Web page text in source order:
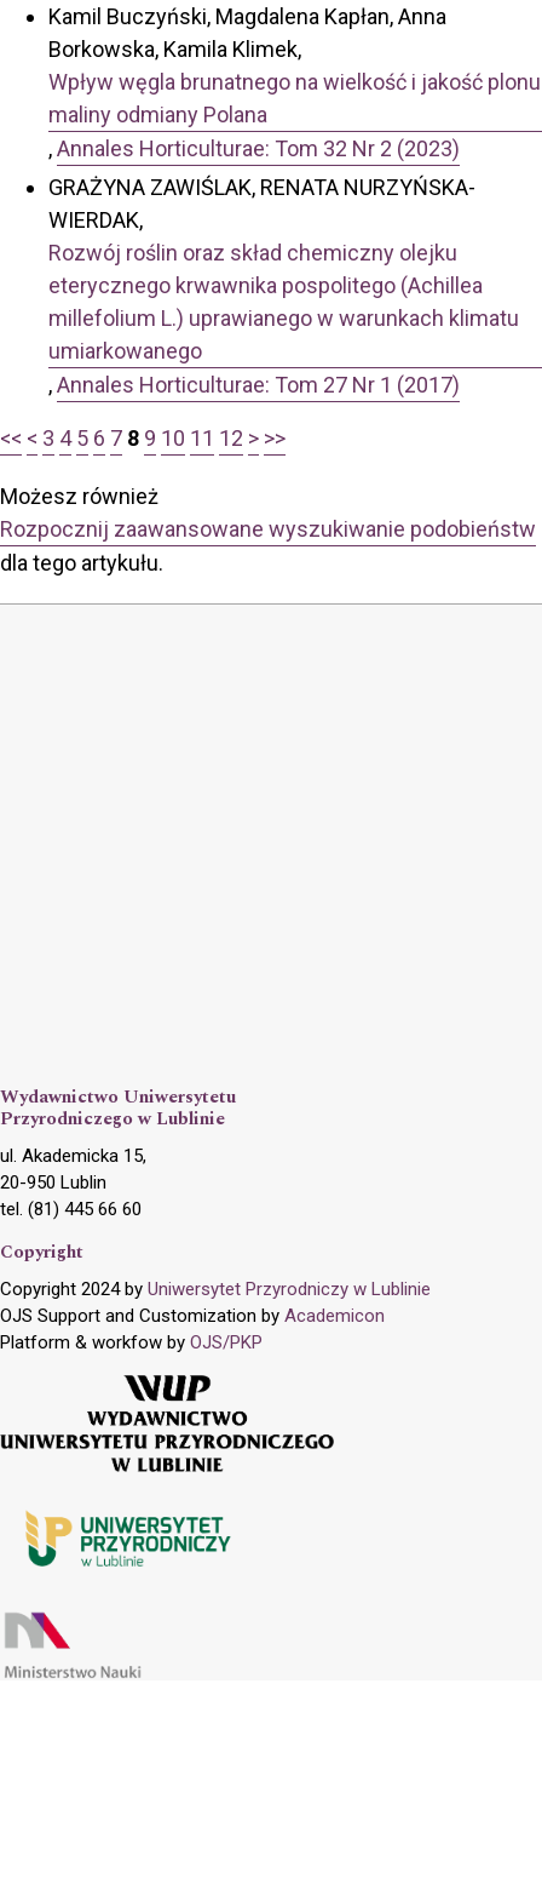
Kamil Buczyński, Magdalena Kapłan, Anna
Borkowska, Kamila Klimek,
Wpływ węgla brunatnego na wielkość i jakość plonu
maliny odmiany Polana
,Annales Horticulturae: Tom 32 Nr 2 (2023)
GRAŻYNA ZAWIŚLAK, RENATA NURZYŃSKA-
WIERDAK,
Rozwój roślin oraz skład chemiczny olejku
eterycznego krwawnika pospolitego (Achillea
millefolium L.) uprawianego w warunkach klimatu
umiarkowanego
,Annales Horticulturae: Tom 27 Nr 1 (2017)
<< < 3 4 5 6 7 8 9 10 11 12 > >>
Możesz również
Rozpocznij zaawansowane wyszukiwanie podobieństw
dla tego artykułu.
Wydawnictwo Uniwersytetu
Przyrodniczego w Lublinie
ul. Akademicka 15,
20-950 Lublin
tel. (81) 445 66 60
Copyright
Copyright 2024 by Uniwersytet Przyrodniczy w Lublinie
OJS Support and Customization by Academicon
Platform & workfow by OJS/PKP